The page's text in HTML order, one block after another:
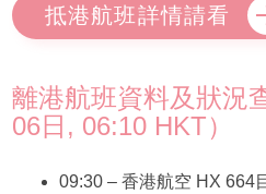
抵港航班詳情請看
離港航班資料及狀況
06日, 06:10 HKT）
09:30 – 香港航空 HX 664